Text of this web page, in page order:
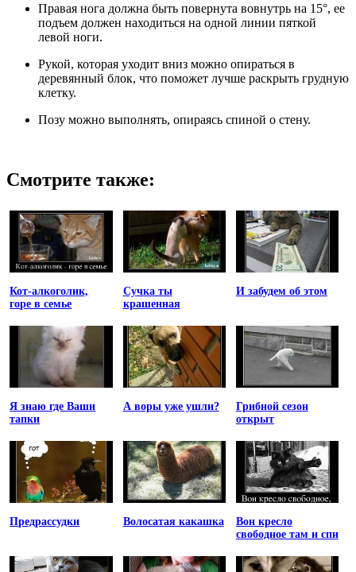
Правая нога должна быть повернута вовнутрь на 15°, ее
подъем должен находиться на одной линии пяткой
левой ноги.
Рукой, которая уходит вниз можно опираться в
деревянный блок, что поможет лучше раскрыть грудную
клетку.
Позу можно выполнять, опираясь спиной о стену.
Смотрите также:
Кот-алкоголик,
горе в семье
Сучка ты
крашенная
И забудем об этом
Я знаю где Ваши
тапки
А воры уже ушли?
Грибной сезон
открыт
Предрассудки Волосатая какашка
Вон кресло
свободное там и спи